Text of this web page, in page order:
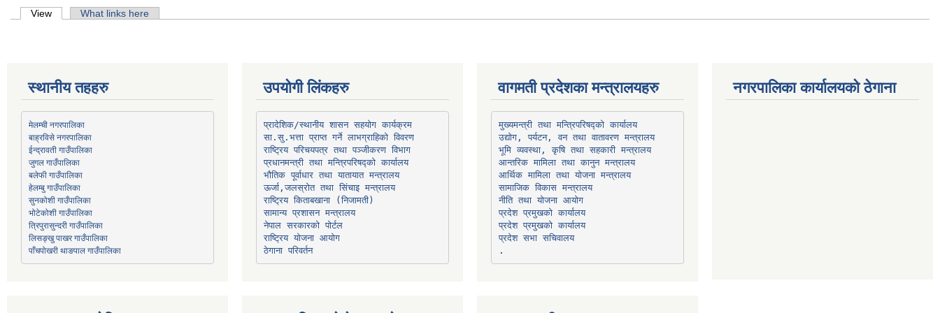
Primary tabs
View (active tab)What links here
स्थानीय तहहरु
मेलम्ची नगरपालिका
बाह्रविसे नगरपालिका
ईन्द्रावती गाउँपालिका
जुगल गाउँपालिका
बलेफी गाउँपालिका
हेलम्बु गाउँपालिका
सुनकोशी गाउँपालिका
भोटेकोशी गाउँपालिका
त्रिपुरासुन्दरी गाउँपालिका
लिसङ्खु पाखर गाउँपालिका
पाँचपोखरी थाङपाल गाउँपालिका
उपयोगी लिंकहरु
प्रादेशिक/स्थानीय शासन सहयोग कार्यक्रम
सा.सु.भत्ता प्राप्त गर्ने लाभग्राहिको विवरण
राष्ट्रिय परिचयपत्र तथा पञ्‍जीकरण विभाग
प्रधानमन्त्री तथा मन्त्रिपरिषद्को कार्यालय
भौतिक पूर्वाधार तथा यातायात मन्त्रालय
ऊर्जा,जलस्रोत तथा सिंचाइ मन्त्रालय
सामान्य प्रशासन मन्त्रालय
नेपाल सरकारको पोर्टल
राष्ट्रिय योजना आयोग
ठेगाना परिवर्तन
वागमती प्रदेशका मन्त्रालयहरु
मुख्यमन्त्री तथा मन्त्रिपरिषद्को कार्यालय
उद्योग, पर्यटन, वन तथा वातावरण मन्त्रालय
भूमि व्यवस्था, कृषि तथा सहकारी मन्त्रालय
आन्तरिक मामिला तथा कानुन मन्त्रालय
आर्थिक मामिला तथा योजना मन्त्रालय
सामाजिक विकास मन्त्रालय
नीति तथा योजना आयोग
प्रदेश प्रमुखको कार्यालय
प्रदेश प्रमुखको कार्यालय
प्रदेश सभा सचिवालय
नगरपालिका कार्यालयको ठेगाना